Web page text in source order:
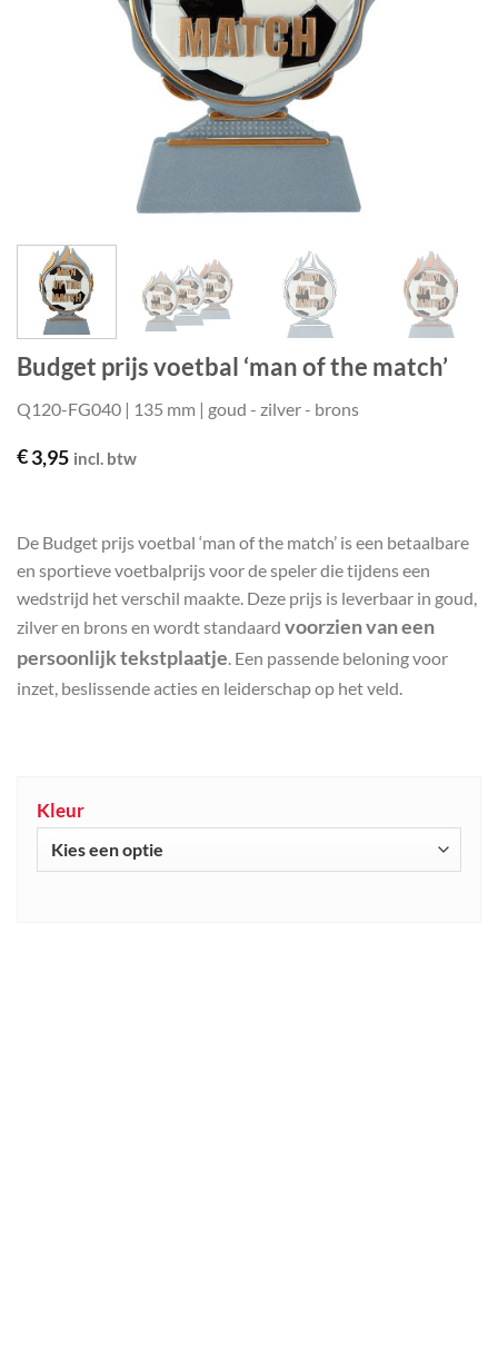
Budget prijs voetbal ‘man of the match’
Q120-FG040 | 135 mm | goud - zilver - brons
€3,95 incl. btw
De Budget prijs voetbal ‘man of the match’ is een betaalbare
en sportieve voetbalprijs voor de speler die tijdens een
wedstrijd het verschil maakte. Deze prijs is leverbaar in goud,
zilver en brons en wordt standaard voorzien van een
persoonlijk tekstplaatje. Een passende beloning voor
inzet, beslissende acties en leiderschap op het veld.
Kleur